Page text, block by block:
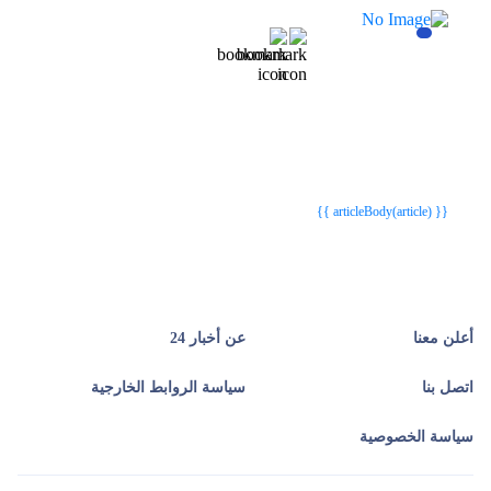
{{ articleBody(article) }}
أعلن معنا عن أخبار 24
اتصل بنا سياسة الروابط الخارجية
سياسة الخصوصية